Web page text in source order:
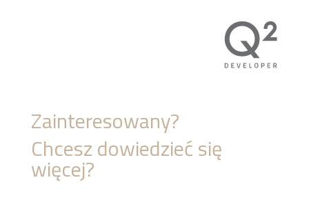
Zainteresowany?
Chcesz dowiedzieć się
więcej?